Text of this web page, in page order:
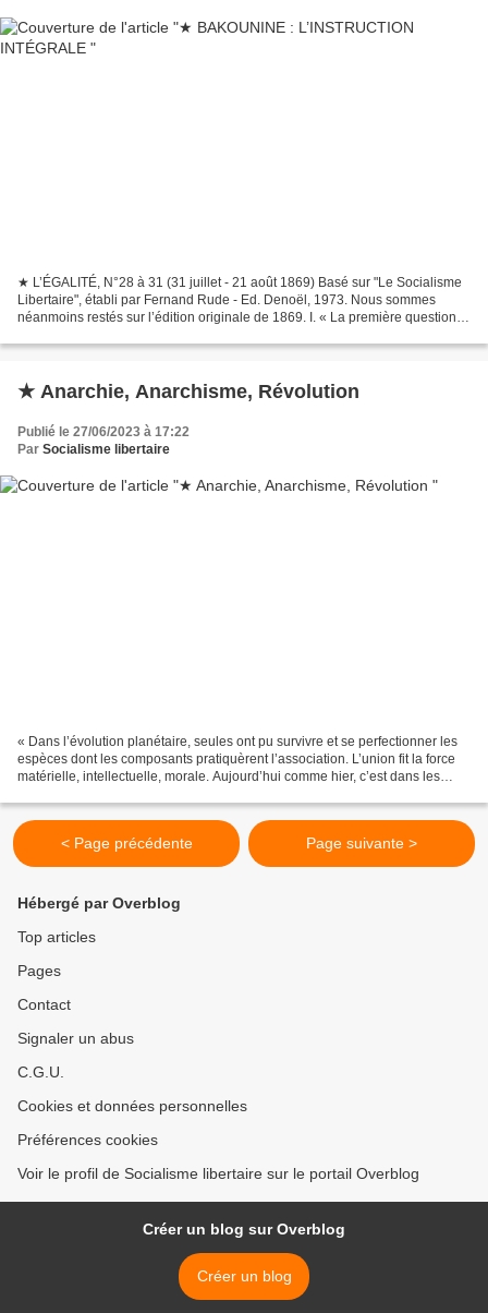
★ L’ÉGALITÉ, N°28 à 31 (31 juillet - 21 août 1869) Basé sur "Le Socialisme
Libertaire", établi par Fernand Rude - Ed. Denoël, 1973. Nous sommes
néanmoins restés sur l’édition originale de 1869. I. « La première question
★ Anarchie, Anarchisme, Révolution
Publié le 27/06/2023 à 17:22
Par Socialisme libertaire
« Dans l’évolution planétaire, seules ont pu survivre et se perfectionner les
espèces dont les composants pratiquèrent l’association. L’union fit la force
matérielle, intellectuelle, morale. Aujourd’hui comme hier, c’est dans les
< Page précédente Page suivante >
Hébergé par Overblog
Top articles
Pages
Contact
Signaler un abus
C.G.U.
Cookies et données personnelles
Préférences cookies
Voir le profil de Socialisme libertaire sur le portail Overblog
Créer un blog sur Overblog
Créer un blog